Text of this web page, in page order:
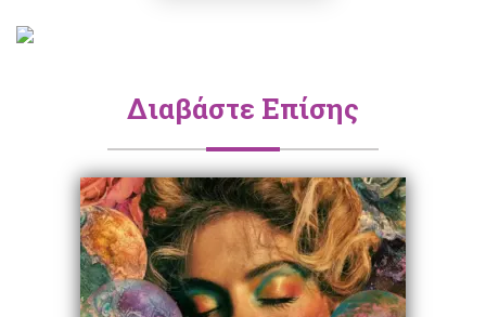
Διαβάστε Επίσης